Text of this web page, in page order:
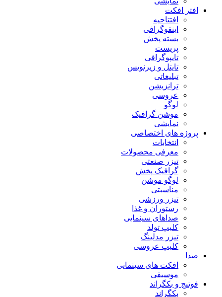
افتر افکت
افتتاحیه
اینفوگرافی
بسته پخش
پریست
تایپوگرافی
تایتل و زیرنویس
تبلیغاتی
ترانزیشن
عروسی
لوگو
موشن گرافیک
نمایشی
پروژه های اختصاصی
انتخابات
معرفی محصولات
تیزر صنعتی
گرافیک پخش
لوگو موشن
مناسبتی
تیزر ورزشی
رستوران و غذا
صداهای سینمایی
کلیپ تولد
تیزر مدلینگ
کلیپ عروسی
صدا
افکت های سینمایی
موسیقی
فوتیج و بکگراند
بکگراند